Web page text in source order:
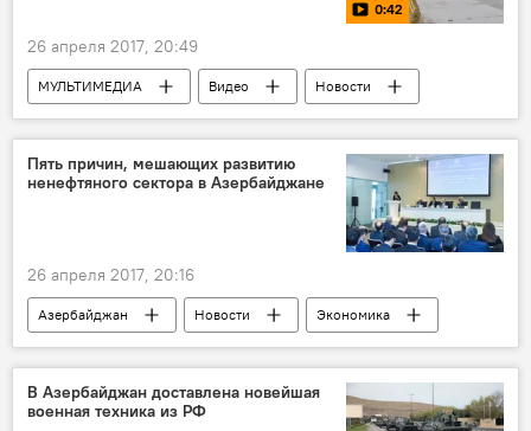
0:42
26 апреля 2017, 20:49
МУЛЬТИМЕДИА Видео
Новости
Новости мира
Пять причин, мешающих развитию
ненефтяного сектора в Азербайджане
26 апреля 2017, 20:16
Азербайджан Новости
Экономика
Ильхам Алиев
Зияд Самедзаде
Сахиб Мамедов
Шахин Садыгов
Эльхан Баширов
В Азербайджан доставлена новейшая
военная техника из РФ